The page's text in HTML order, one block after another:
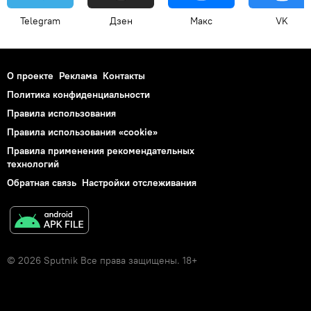
Telegram Дзен Макс VK
О проекте Реклама Контакты
Политика конфиденциальности
Правила использования
Правила использования «cookie»
Правила применения рекомендательных
технологий
Обратная связь Настройки отслеживания
© 2026 Sputnik Все права защищены. 18+